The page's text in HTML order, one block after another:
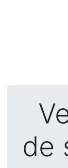
de